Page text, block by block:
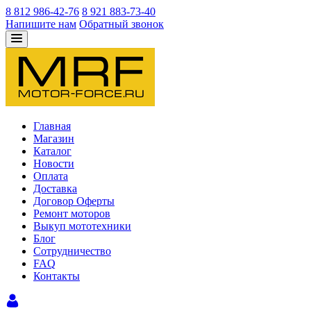
8 812 986-42-76 8 921 883-73-40
Напишите нам Обратный звонок
Главная
Магазин
Каталог
Новости
Оплата
Доставка
Договор Оферты
Ремонт моторов
Выкуп мототехники
Блог
Сотрудничество
FAQ
Контакты